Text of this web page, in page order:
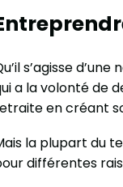
s’agisse
a la volonté de
en créant
la plupart du
différentes